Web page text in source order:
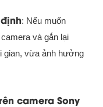
: Nếu muốn
và gắn lại
gian, vừa ảnh hưởng
camera Sony